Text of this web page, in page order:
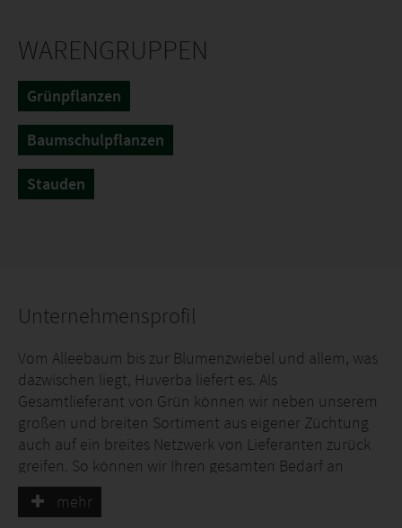
WARENGRUPPEN
Grünpflanzen
Baumschulpflanzen
Stauden
Unternehmensprofil
Vom Alleebaum bis zur Blumenzwiebel und allem, was
dazwischen liegt, Huverba liefert es. Als
Gesamtlieferant von Grün können wir neben unserem
großen und breiten Sortiment aus eigener Züchtung
auch auf ein breites Netzwerk von Lieferanten zurück
greifen. So können wir Ihren gesamten Bedarf an
Pflanzen decken
mehr